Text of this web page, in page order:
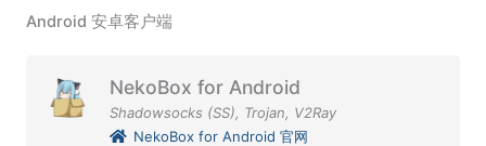
Android 安卓客户端
NekoBox for Android
Shadowsocks (SS), Trojan, V2Ray
NekoBox for Android 官网